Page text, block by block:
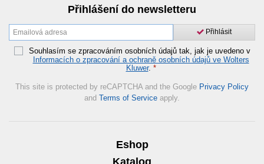
Přihlášení do newsletteru
Přihlásit
Souhlasím se zpracováním osobních údajů tak, jak je uvedeno v
Informacích o zpracování a ochraně osobních údajů ve Wolters
Kluwer. *
This site is protected by reCAPTCHA and the Google Privacy Policy
and Terms of Service apply.
Eshop